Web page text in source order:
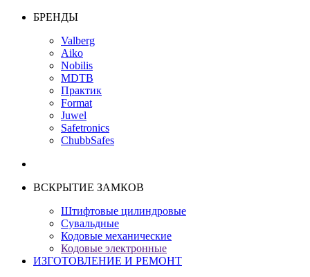
БРЕНДЫ
Valberg
Aiko
Nobilis
MDTB
Практик
Format
Juwel
Safetronics
ChubbSafes
ВСКРЫТИЕ ЗАМКОВ
Штифтовые цилиндровые
Сувальдные
Кодовые механические
Кодовые электронные
ИЗГОТОВЛЕНИЕ И РЕМОНТ